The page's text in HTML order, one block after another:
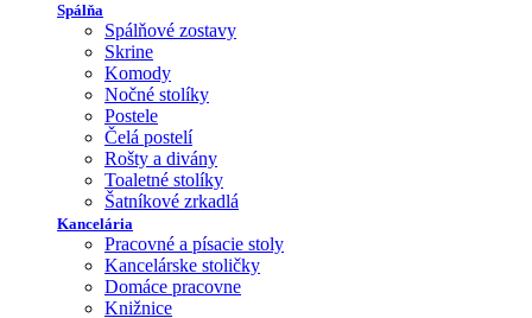
Spálňa
Spálňové zostavy
Skrine
Komody
Nočné stolíky
Postele
Čelá postelí
Rošty a divány
Toaletné stolíky
Šatníkové zrkadlá
Kancelária
Pracovné a písacie stoly
Kancelárske stoličky
Domáce pracovne
Knižnice